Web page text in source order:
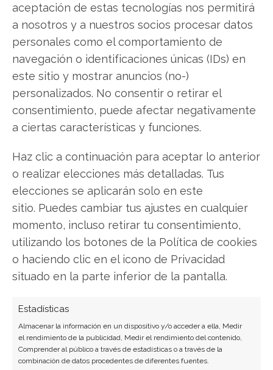
aceptación de estas tecnologías nos permitirá
a nosotros y a nuestros socios procesar datos
personales como el comportamiento de
navegación o identificaciones únicas (IDs) en
este sitio y mostrar anuncios (no-)
personalizados. No consentir o retirar el
consentimiento, puede afectar negativamente
a ciertas características y funciones.
Haz clic a continuación para aceptar lo anterior
o realizar elecciones más detalladas. Tus
elecciones se aplicarán solo en este
sitio. Puedes cambiar tus ajustes en cualquier
momento, incluso retirar tu consentimiento,
utilizando los botones de la Política de cookies
o haciendo clic en el icono de Privacidad
situado en la parte inferior de la pantalla.
Estadísticas
Almacenar la información en un dispositivo y/o acceder a ella, Medir
el rendimiento de la publicidad, Medir el rendimiento del contenido,
Comprender al público a través de estadísticas o a través de la
combinación de datos procedentes de diferentes fuentes.
SOBRE EL AUTOR
Carmen Ruiz López
Periodista especializada en tecnología y
transformación digital con más de 8 años de
experiencia. Experta en inteligencia artificial,
ciberseguridad y startups tecnológicas.